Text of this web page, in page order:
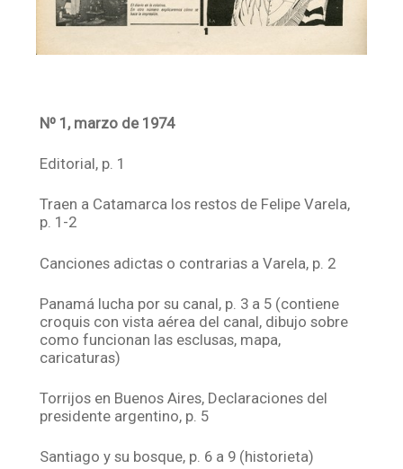
Nº 1, marzo de 1974
Editorial, p. 1
Traen a Catamarca los restos de Felipe Varela,
p. 1-2
Canciones adictas o contrarias a Varela, p. 2
Panamá lucha por su canal, p. 3 a 5 (contiene
croquis con vista aérea del canal, dibujo sobre
como funcionan las esclusas, mapa,
caricaturas)
Torrijos en Buenos Aires, Declaraciones del
presidente argentino, p. 5
Santiago y su bosque, p. 6 a 9 (historieta)